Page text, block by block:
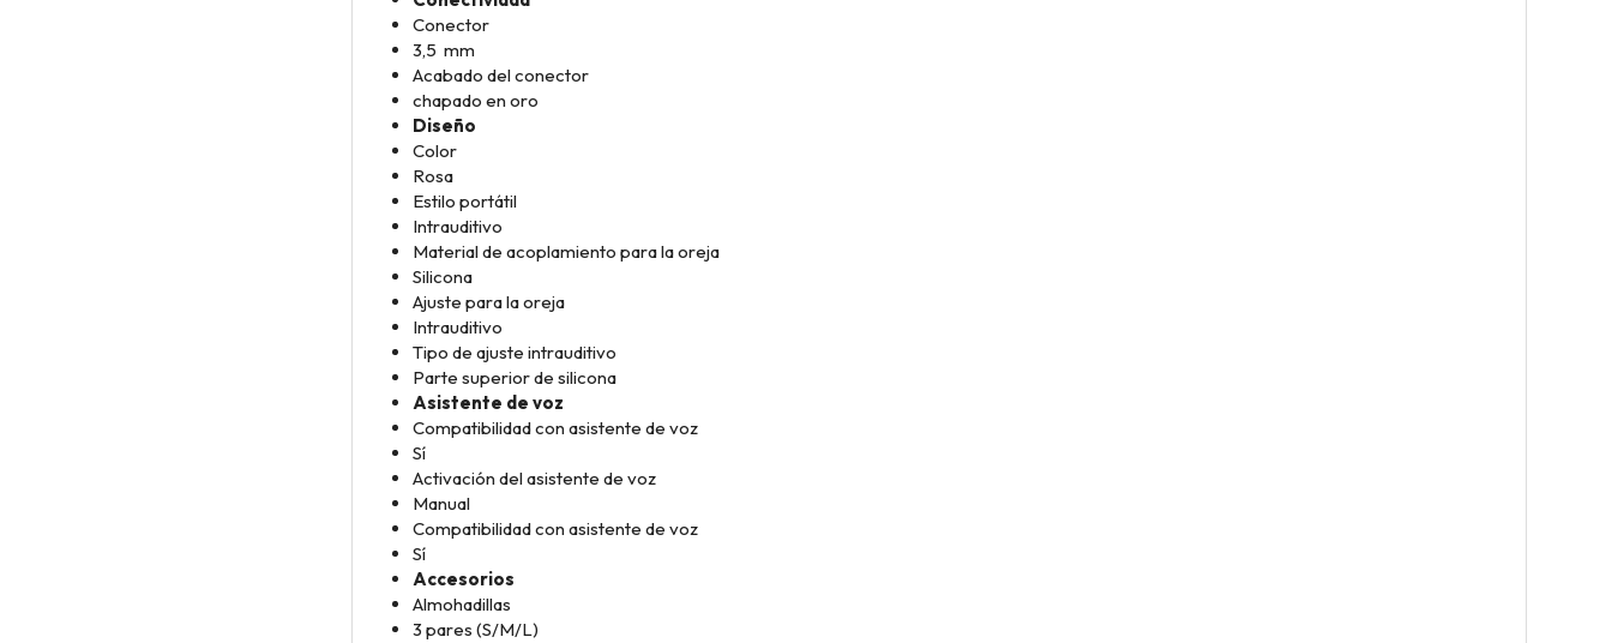
Conector
3,5 mm
Acabado del conector
chapado en oro
Diseño
Color
Rosa
Estilo portátil
Intrauditivo
Material de acoplamiento para la oreja
Silicona
Ajuste para la oreja
Intrauditivo
Tipo de ajuste intrauditivo
Parte superior de silicona
Asistente de voz
Compatibilidad con asistente de voz
Sí
Activación del asistente de voz
Manual
Compatibilidad con asistente de voz
Sí
Accesorios
Almohadillas
3 pares (S/M/L)